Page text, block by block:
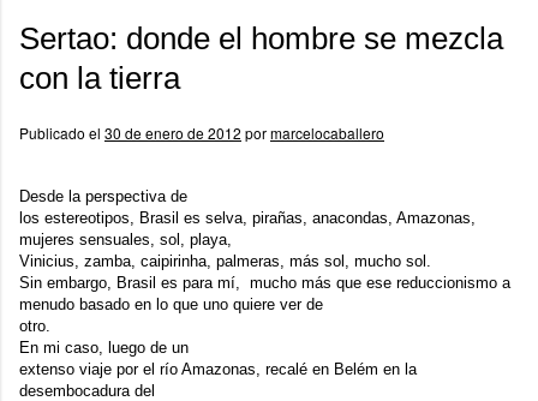
Sertao: donde el hombre se mezcla
con la tierra
Publicado el 30 de enero de 2012 pormarcelocaballero
Desde la perspectiva de
los estereotipos, Brasil es selva, pirañas, anacondas, Amazonas,
mujeres sensuales, sol, playa,
Vinicius, zamba, caipirinha, palmeras, más sol, mucho sol.
Sin embargo, Brasil es para mí, mucho más que ese reduccionismo a
menudo basado en lo que uno quiere ver de
otro.
En mi caso, luego de un
extenso viaje por el río Amazonas, recalé en Belém en la
desembocadura del